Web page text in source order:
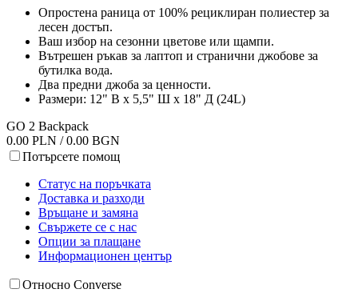
Опростена раница от 100% рециклиран полиестер за
лесен достъп.
Ваш избор на сезонни цветове или щампи.
Вътрешен ръкав за лаптоп и странични джобове за
бутилка вода.
Два предни джоба за ценности.
Размери: 12" В x 5,5" Ш x 18" Д (24L)
GO 2 Backpack
0.00 PLN / 0.00 BGN
Потърсете помощ
Статус на поръчката
Доставка и разходи
Връщане и замяна
Свържете се с нас
Опции за плащане
Информационен център
Относно Converse